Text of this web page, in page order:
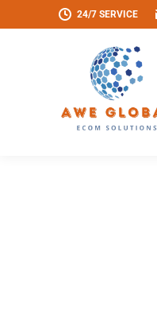
24/7 SERVICE